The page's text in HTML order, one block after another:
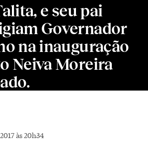
e seu pai
Governador
na inauguração
Neiva Moreira
às 20h34